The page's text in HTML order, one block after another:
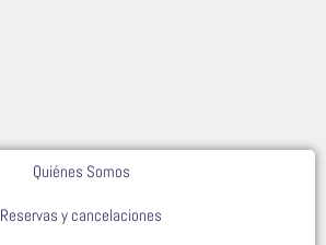
Quiénes Somos
Reservas y cancelaciones